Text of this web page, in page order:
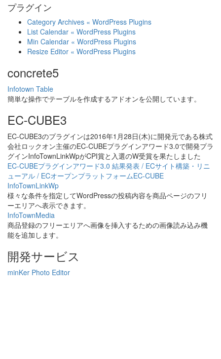
プラグイン
Category Archives « WordPress Plugins
List Calendar « WordPress Plugins
Min Calendar « WordPress Plugins
Resize Editor « WordPress Plugins
concrete5
Infotown Table
簡単な操作でテーブルを作成するアドオンを公開しています。
EC-CUBE3
EC-CUBE3のプラグインは2016年1月28日(木)に開発元である株式
会社ロックオン主催のEC-CUBEプラグインアワード3.0で開発プラ
グインInfoTownLinkWpがCPI賞と入選のW受賞を果たしました
EC-CUBEプラグインアワード3.0 結果発表 / ECサイト構築・リニ
ューアル / ECオープンプラットフォームEC-CUBE
InfoTownLinkWp
様々な条件を指定してWordPressの投稿内容を商品ページのフリ
ーエリアへ表示できます。
InfoTownMedia
商品登録のフリーエリアへ画像を挿入するための画像読み込み機
能を追加します。
開発サービス
minKer Photo Editor